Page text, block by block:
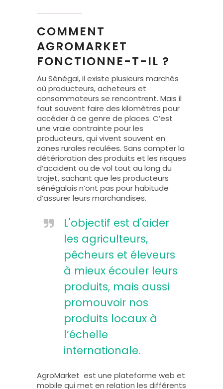
COMMENT
AGROMARKET
FONCTIONNE-T-IL ?
Au Sénégal, il existe plusieurs marchés
où producteurs, acheteurs et
consommateurs se rencontrent. Mais il
faut souvent faire des kilomètres pour
accéder à ce genre de places. C’est
une vraie contrainte pour les
producteurs, qui vivent souvent en
zones rurales reculées. Sans compter la
détérioration des produits et les risques
d’accident ou de vol tout au long du
trajet, sachant que les producteurs
sénégalais n’ont pas pour habitude
d’assurer leurs marchandises.
L'objectif est d'aider
les agriculteurs,
pêcheurs et éleveurs
à mieux écouler leurs
produits, mais aussi
promouvoir nos
produits locaux à
l’échelle
internationale.
AgroMarket est une plateforme web et
mobile qui met en relation les différents